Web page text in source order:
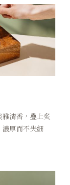
清香，疊上炙
厚而不失細